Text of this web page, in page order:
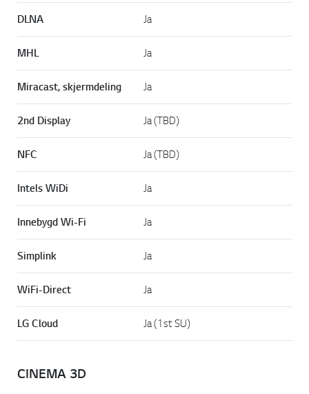
DLNA Ja
MHL Ja
Miracast, skjermdeling Ja
2nd Display Ja (TBD)
NFC Ja (TBD)
Intels WiDi Ja
Innebygd Wi-Fi Ja
Simplink Ja
WiFi-Direct Ja
LG Cloud Ja (1st SU)
CINEMA 3D